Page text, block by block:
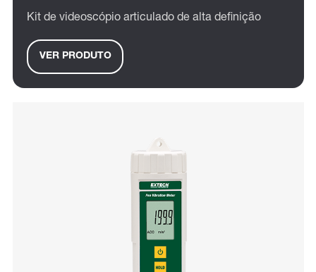
Kit de videoscópio articulado de alta definição
VER PRODUTO